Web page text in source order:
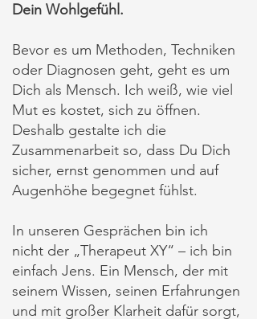
Dein Wohlgefühl.
Bevor es um Methoden, Techniken
oder Diagnosen geht, geht es um
Dich als Mensch. Ich weiß, wie viel
Mut es kostet, sich zu öffnen.
Deshalb gestalte ich die
Zusammenarbeit so, dass Du Dich
sicher, ernst genommen und auf
Augenhöhe begegnet fühlst.
In unseren Gesprächen bin ich
nicht der „Therapeut XY“ – ich bin
einfach Jens. Ein Mensch, der mit
seinem Wissen, seinen Erfahrungen
und mit großer Klarheit dafür sorgt,